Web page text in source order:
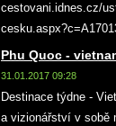
cestovani.idnes.cz/
Phu Quoc -
31.01.2017 09:28
Destinace týdne -
a vizionářství v sobě